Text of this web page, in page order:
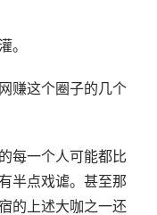
。
赚这个圈子的几个
每一个人可能都比
半点戏谑。甚至那
的上述大咖之一还